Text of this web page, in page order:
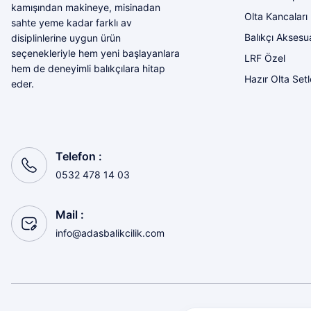
Bozkurt Berkay Turgut | 10/07/2026
Sorunsuz
olcay tunçeli | 10/07/2026
Sorunsuz
olcay tunçeli | 10/07/2026
Sorunsuz
olcay tunçeli | 10/07/2026
kamışından makineye, misinadan
sahte yeme kadar farklı av
disiplinlerine uygun ürün
seçenekleriyle hem yeni başlayanlara
hem de deneyimli balıkçılara hitap
eder.
Telefon :
0532 478 14 03
Mail :
info@adasbalikcilik.com
Olta Kancaları
Balıkçı
LRF Özel
Hazır Olta